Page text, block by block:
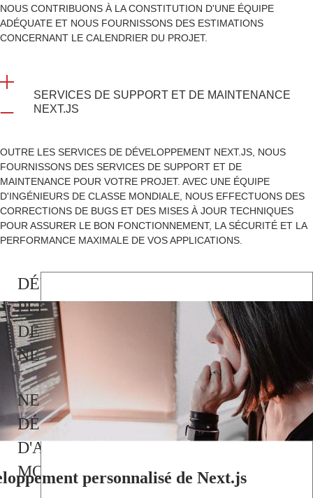
NOUS CONTRIBUONS À LA CONSTITUTION D'UNE ÉQUIPE
ADÉQUATE ET NOUS FOURNISSONS DES ESTIMATIONS
CONCERNANT LE CALENDRIER DU PROJET.
SERVICES DE SUPPORT ET DE MAINTENANCE
NEXT.JS
OUTRE LES SERVICES DE DÉVELOPPEMENT NEXT.JS, NOUS
FOURNISSONS DES SERVICES DE SUPPORT ET DE
MAINTENANCE POUR VOTRE PROJET. AVEC UNE ÉQUIPE
D'INGÉNIEURS DE CLASSE MONDIALE, NOUS EFFECTUONS DES
CORRECTIONS DE BUGS ET DES MISES À JOUR TECHNIQUES
POUR ASSURER LE BON FONCTIONNEMENT, LA SÉCURITÉ ET LA
PERFORMANCE MAXIMALE DE VOS APPLICATIONS.
DÉVELOPPEMENT
PERSONNALISÉ
DE
NEXT.JS
NEXT.JS
DÉVELOPPEMENT
D'APPLICATIONS
MOBILESpersonnalisé de Next.js